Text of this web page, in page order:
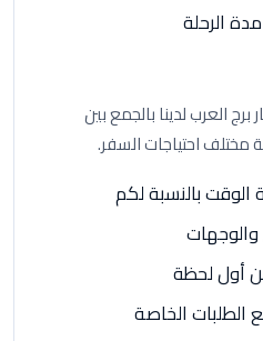
الرحلة
العرب لدينا بالجمع بين
مختلف احتياجات السفر.
بالنسبة لكم
أول لحظة
الطلبات الخاصة